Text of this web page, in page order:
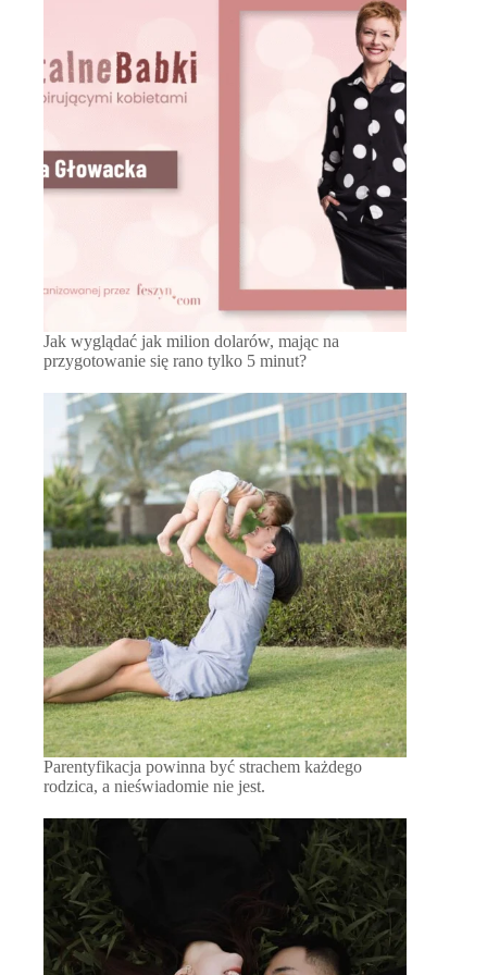
Jak wyglądać jak milion dolarów, mając na
przygotowanie się rano tylko 5 minut?
Parentyfikacja powinna być strachem każdego
rodzica, a nieświadomie nie jest.